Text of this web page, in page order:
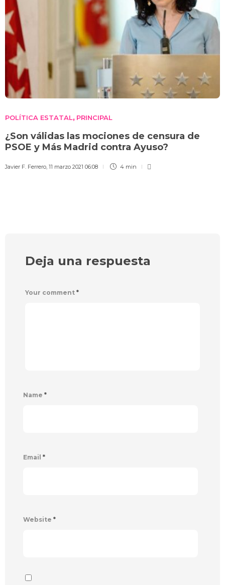
POLÍTICA ESTATAL, PRINCIPAL
¿Son válidas las mociones de censura de
PSOE y Más Madrid contra Ayuso?
Javier F. Ferrero 11 marzo 2021 06:08 4 min
Deja una respuesta
Your comment *
Name *
Email *
Website *